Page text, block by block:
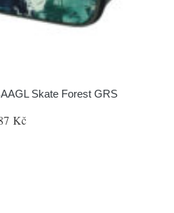
Skate Forest GRS
Kč